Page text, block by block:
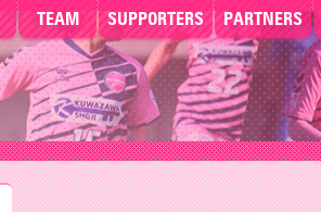
TEAM SUPPORTERS PARTNERS